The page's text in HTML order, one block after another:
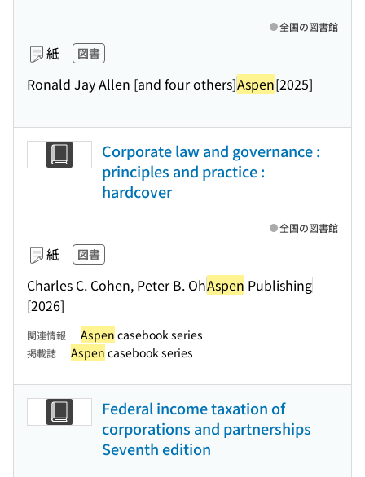
紙 図書
Ronald Jay Allen [and four others]Aspen[2025]
全国の図書館
Corporate law and governance :
principles and practice :
hardcover
紙 図書
Charles C. Cohen, Peter B. OhAspen Publishing
[2026]
全国の図書館
関連情報 Aspen casebook series
掲載誌 Aspen casebook series
Federal income taxation of
corporations and partnerships
Seventh edition